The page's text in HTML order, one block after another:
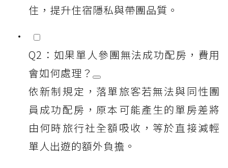
住，提升住宿隱私與帶團品質。
Q2：如果單人參團無法成功配房，費用
會如何處理？
依新制規定，落單旅客若無法與同性團
員成功配房，原本可能產生的單房差將
由何時旅行社全額吸收，等於直接減輕
單人出遊的額外負擔。